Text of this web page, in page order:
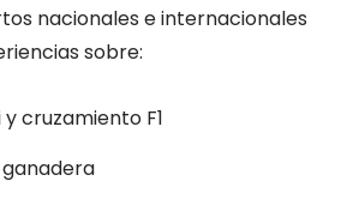
nacionales e internacionales
sobre:
cruzamiento F1